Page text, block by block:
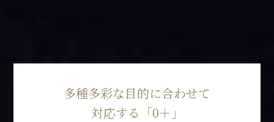
多種多彩な目的に合わせて
対応する「0＋」